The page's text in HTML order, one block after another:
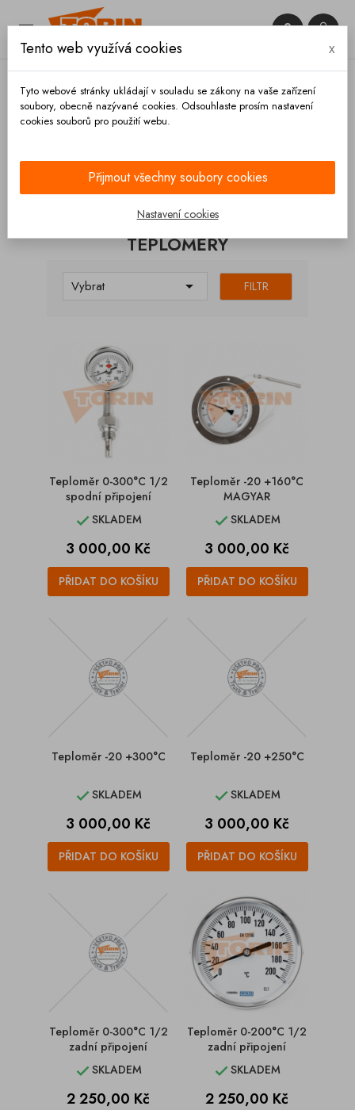
 

KATEGORIE
TEPLOMĚRY
Vybrat  FILTR
Teploměr 0-300°C 1/2
spodní připojení
SKLADEM
Cena
3 000,00 Kč
PŘIDAT DO KOŠÍKU
Teploměr -20 +160°C
MAGYAR
SKLADEM
Cena
3 000,00 Kč
PŘIDAT DO KOŠÍKU
Teploměr -20 +300°C
SKLADEM
Cena
3 000,00 Kč
PŘIDAT DO KOŠÍKU
Teploměr -20 +250°C
SKLADEM
Cena
3 000,00 Kč
PŘIDAT DO KOŠÍKU
Teploměr 0-300°C 1/2
zadní připojení
SKLADEM
Cena
2 250,00 Kč
Teploměr 0-200°C 1/2
zadní připojení
SKLADEM
Cena
2 250,00 Kč
Tento web využívá cookies x
Tyto webové stránky ukládají v souladu se zákony na vaše zařízení
soubory, obecně nazývané cookies. Odsouhlaste prosím nastavení
cookies souborů pro použití webu.
Přijmout všechny soubory cookies
Nastavení cookies